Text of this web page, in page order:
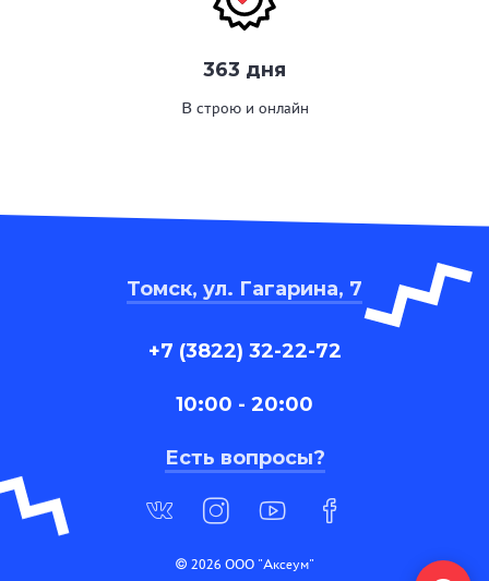
363 дня
В строю и онлайн
Томск, ул. Гагарина, 7
+7 (3822) 32-22-72
10:00 - 20:00
Есть вопросы?
© 2026 ООО "Аксеум"